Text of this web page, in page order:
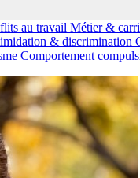
au travail Métier &
& discrimination
Comportement